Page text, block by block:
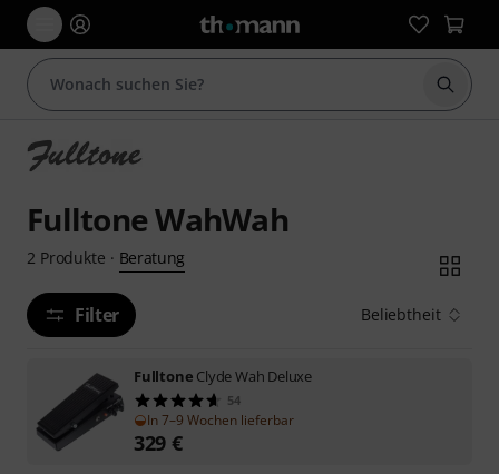
Suche
Fulltone WahWah
2 Produkte · Beratung
Filter Beliebtheit
Fulltone Clyde Wah Deluxe
54
In 7–9 Wochen lieferbar
329 €